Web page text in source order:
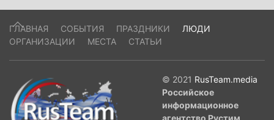
ГЛАВНАЯ СОБЫТИЯ ПРАЗДНИКИ
ЛЮДИ
ОРГАНИЗАЦИИ
МЕСТА СТАТЬИ
© 2021 RusTeam.media
Российское
информационное
агентство Рустим